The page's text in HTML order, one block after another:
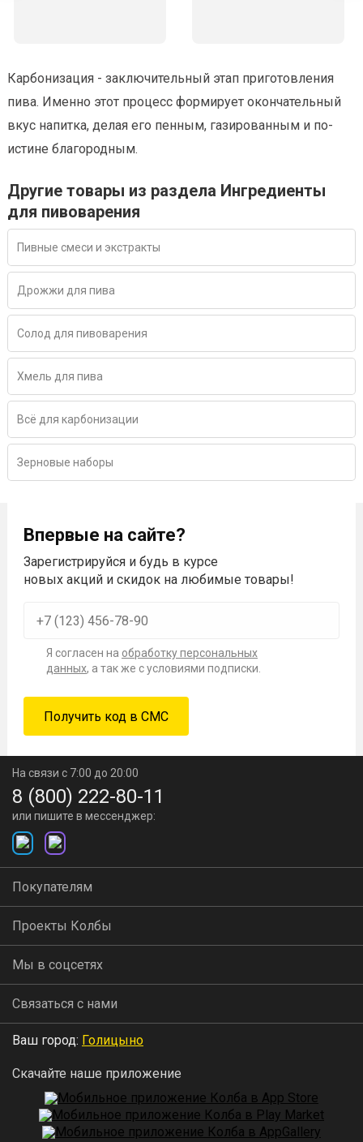
Карбонизация - заключительный этап приготовления
пива. Именно этот процесс формирует окончательный
вкус напитка, делая его пенным, газированным и по-
истине благородным.
Другие товары из раздела Ингредиенты
для пивоварения
Пивные смеси и экстракты
Дрожжи для пива
Солод для пивоварения
Хмель для пива
Всё для карбонизации
Зерновые наборы
Впервые на сайте?
Зарегистрируйся и будь в курсе
новых акций и скидок на любимые товары!
Я согласен на обработку персональных
данных, а так же с условиями подписки.
На связи с 7:00 до 20:00
8 (800) 222-80-11
или пишите в мессенджер:
Покупателям
Проекты Колбы
Мы в соцсетях
Связаться с нами
Ваш город: Голицыно
Скачайте наше приложение